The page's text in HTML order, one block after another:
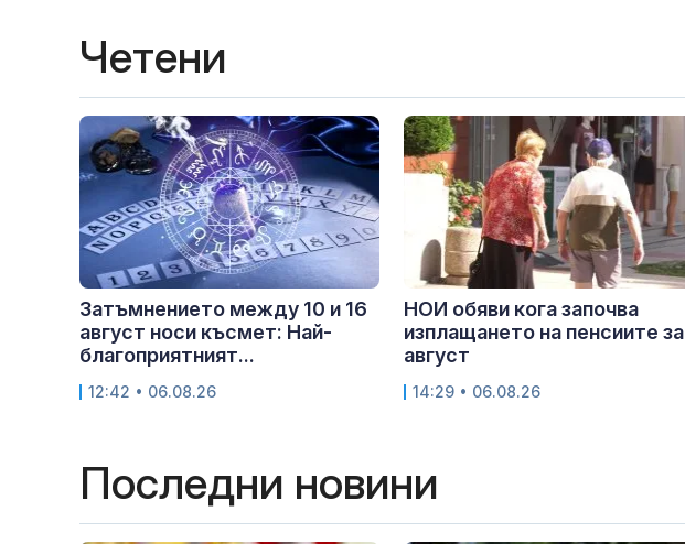
Четени
Затъмнението между 10 и 16
август носи късмет: Най-
благоприятният...
12:42 • 06.08.26
НОИ обяви кога започва
изплащането на пенсиите за
август
14:29 • 06.08.26
Последни новини